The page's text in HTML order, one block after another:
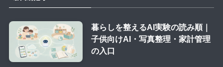
暮らしを整えるAI実験の読み順｜
子供向けAI・写真整理・家計管理
の入口